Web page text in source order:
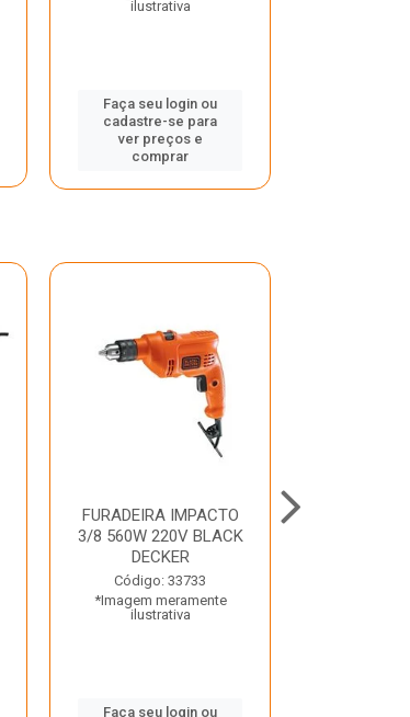
ilustrativa
Faça seu login ou
cadastre-se para
ver preços e
comprar
FURADEIRA IMPACTO
3/8 560W 220V BLACK
DECKER
Código: 33733
*Imagem meramente
ilustrativa
Faça seu login ou